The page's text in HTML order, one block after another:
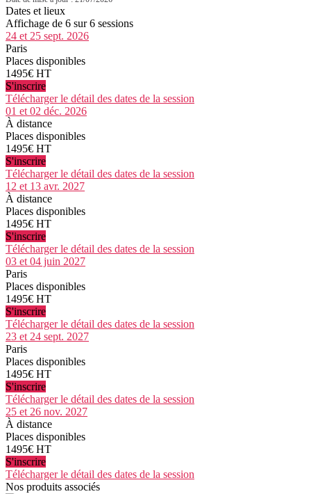
Dates et lieux
Affichage de 6 sur 6 sessions
24 et 25 sept. 2026
Paris
Places disponibles
1495€ HT
S'inscrire
Télécharger le détail des dates de la session
01 et 02 déc. 2026
À distance
Places disponibles
1495€ HT
S'inscrire
Télécharger le détail des dates de la session
12 et 13 avr. 2027
À distance
Places disponibles
1495€ HT
S'inscrire
Télécharger le détail des dates de la session
03 et 04 juin 2027
Paris
Places disponibles
1495€ HT
S'inscrire
Télécharger le détail des dates de la session
23 et 24 sept. 2027
Paris
Places disponibles
1495€ HT
S'inscrire
Télécharger le détail des dates de la session
25 et 26 nov. 2027
À distance
Places disponibles
1495€ HT
S'inscrire
Télécharger le détail des dates de la session
Nos produits associés